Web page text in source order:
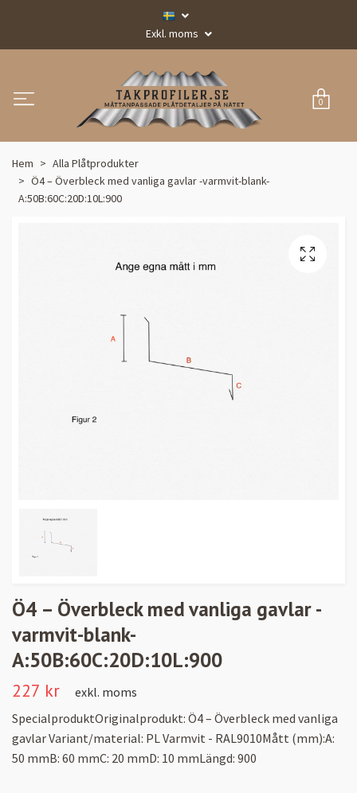
Exkl. moms
0
Hem
Alla Plåtprodukter
Ö4 – Överbleck med vanliga gavlar -varmvit-blank-
A:50B:60C:20D:10L:900
Ö4 – Överbleck med vanliga gavlar -
varmvit-blank-
A:50B:60C:20D:10L:900
227 kr
exkl. moms
SpecialproduktOriginalprodukt: Ö4 – Överbleck med vanliga
gavlar Variant/material: PL Varmvit - RAL9010Mått (mm):A:
50 mmB: 60 mmC: 20 mmD: 10 mmLängd: 900